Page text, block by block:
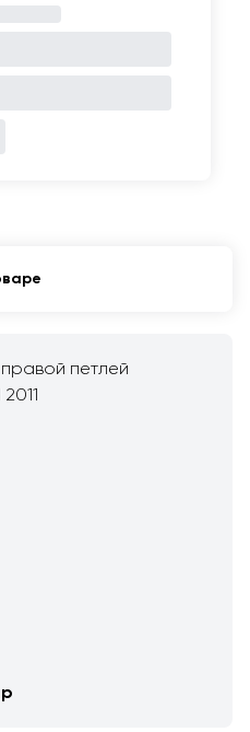
петлей